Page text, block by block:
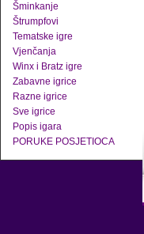
Šminkanje
Štrumpfovi
Tematske igre
Vjenčanja
Winx i Bratz igre
Zabavne igrice
Razne igrice
Sve igrice
Popis igara
PORUKE POSJETIOCA